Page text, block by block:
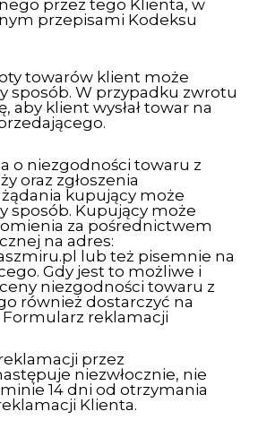
przez tego Klienta, w
przepisami Kodeksu
towarów klient może
sposób. W przypadku zwrotu
aby klient wysłał towar na
o niezgodności towaru z
oraz zgłoszenia
kupujący może
sposób. Kupujący może
za pośrednictwem
na adres:
lub też pisemnie na
Gdy jest to możliwe i
niezgodności towaru z
również dostarczyć na
Formularz reklamacji
przez
niezwłocznie, nie
14 dni od otrzymania
Klienta.